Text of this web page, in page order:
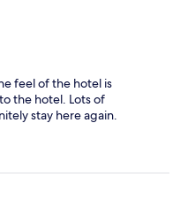
feel of the hotel is
the hotel. Lots of
stay here again.